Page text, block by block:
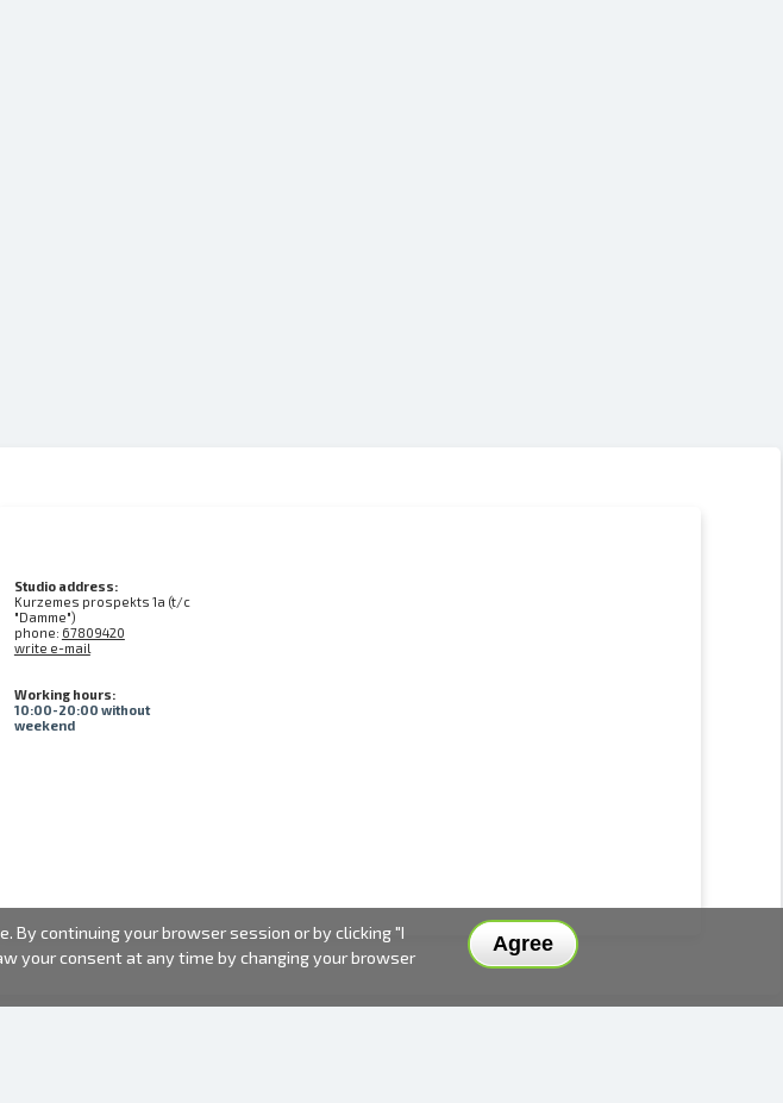
Studio address:
Kurzemes prospekts 1a (t/c
"Damme")
phone: 67809420
write e-mail
Working hours:
10:00-20:00 without
weekend
Agree
By continuing your browser session or by clicking "I
your consent at any time by changing your browser